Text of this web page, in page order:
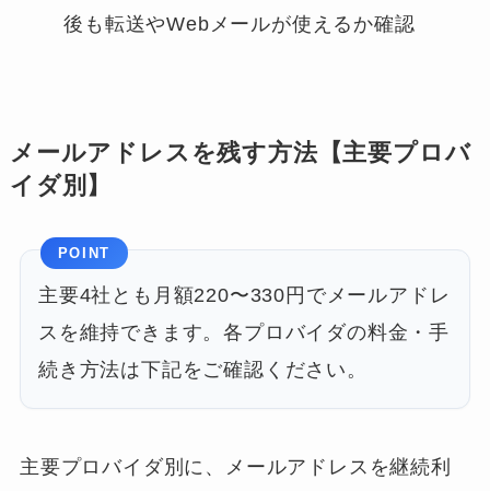
後も転送やWebメールが使えるか確認
メールアドレスを残す方法【主要プロバ
イダ別】
POINT
主要4社とも月額220〜330円でメールアドレ
スを維持できます。各プロバイダの料金・手
続き方法は下記をご確認ください。
主要プロバイダ別に、メールアドレスを継続利